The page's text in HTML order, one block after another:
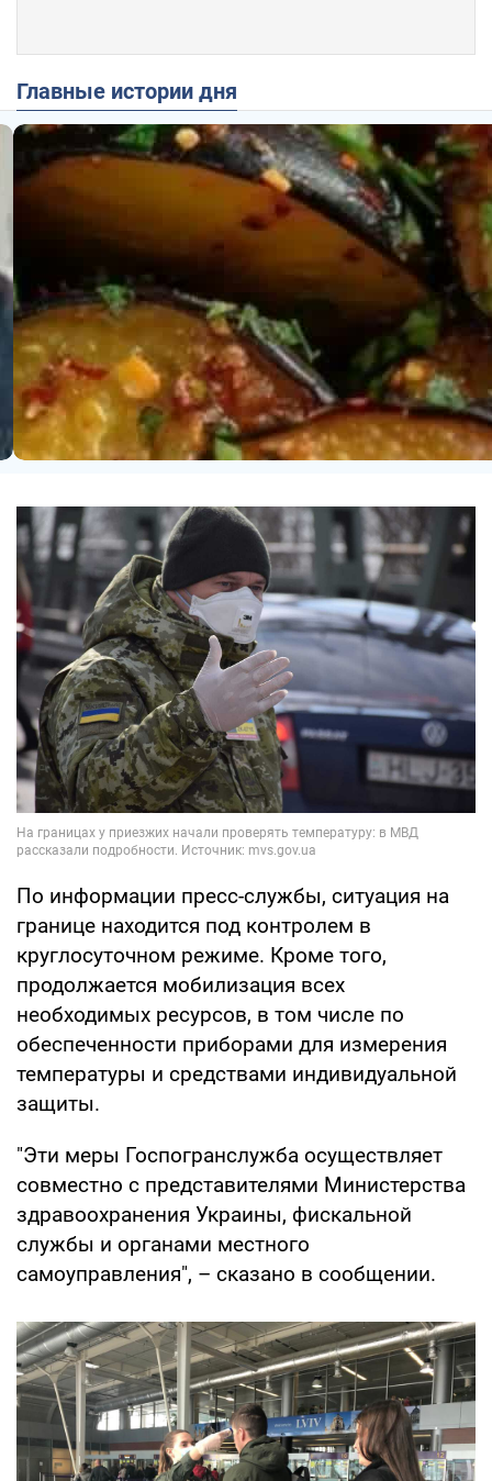
Главные истории дня
По информации пресс-службы, ситуация на
границе находится под контролем в
круглосуточном режиме. Кроме того,
продолжается мобилизация всех
необходимых ресурсов, в том числе по
обеспеченности приборами для измерения
температуры и средствами индивидуальной
защиты.
"Эти меры Госпогранслужба осуществляет
совместно с представителями Министерства
здравоохранения Украины, фискальной
службы и органами местного
самоуправления", – сказано в сообщении.